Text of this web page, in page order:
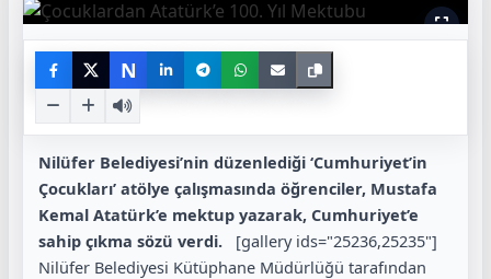
N
Nilüfer Belediyesi’nin düzenlediği ‘Cumhuriyet’in
Çocukları’ atölye çalışmasında öğrenciler, Mustafa
Kemal Atatürk’e mektup yazarak, Cumhuriyet’e
sahip çıkma sözü verdi.
[gallery ids="25236,25235"]
Nilüfer Belediyesi Kütüphane Müdürlüğü tarafından